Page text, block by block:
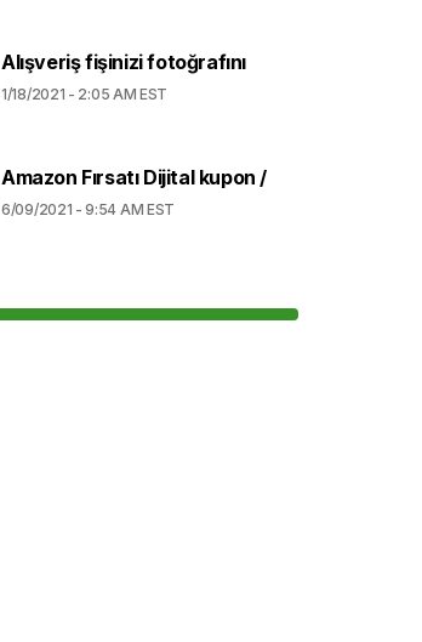
Alışveriş fişinizi fotoğrafını
1/18/2021 - 2:05 AM EST
Amazon Fırsatı Dijital kupon /
6/09/2021 - 9:54 AM EST